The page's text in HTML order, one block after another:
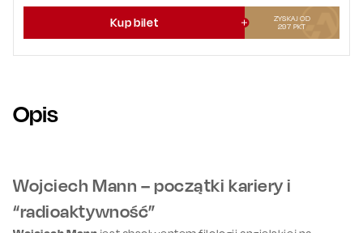
Kup bilet
ZYSKAJ OD
297 PKT
Opis
Wojciech Mann – początki kariery i
“radioaktywność”